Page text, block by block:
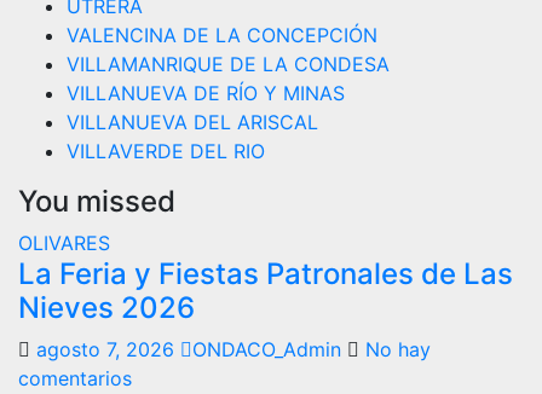
UTRERA
VALENCINA DE LA CONCEPCIÓN
VILLAMANRIQUE DE LA CONDESA
VILLANUEVA DE RÍO Y MINAS
VILLANUEVA DEL ARISCAL
VILLAVERDE DEL RIO
You missed
OLIVARES
La Feria y Fiestas Patronales de Las
Nieves 2026
agosto 7, 2026 ONDACO_Admin
No hay
comentarios